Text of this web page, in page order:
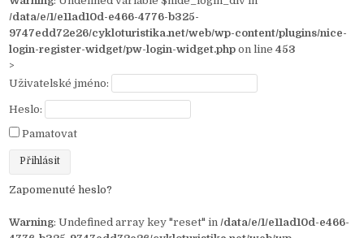
/data/e/1/e11ad10d-e466-4776-b325-
9747edd72e26/cykloturistika.net/web/wp-content/plugins/nice-
login-register-widget/pw-login-widget.php on line453
>
Uživatelské jméno:
Heslo:
Pamatovat
Zapomenuté heslo?
Warning: Undefined array key "reset" in/data/e/1/e11ad10d-e466-